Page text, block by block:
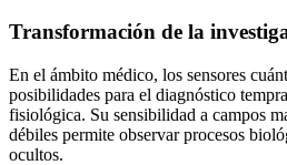
Transformación de la
En el ámbito médico, los sensores
posibilidades para el diagnóstico
fisiológica. Su sensibilidad a campos
débiles permite observar procesos
ocultos.